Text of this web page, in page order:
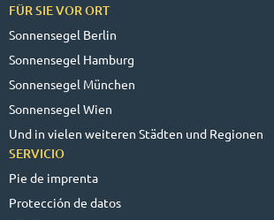
FÜR SIE VOR ORT
Sonnensegel Berlin
Sonnensegel Hamburg
Sonnensegel München
Sonnensegel Wien
Und in vielen weiteren Städten und Regionen
SERVICIO
Pie de imprenta
Protección de datos